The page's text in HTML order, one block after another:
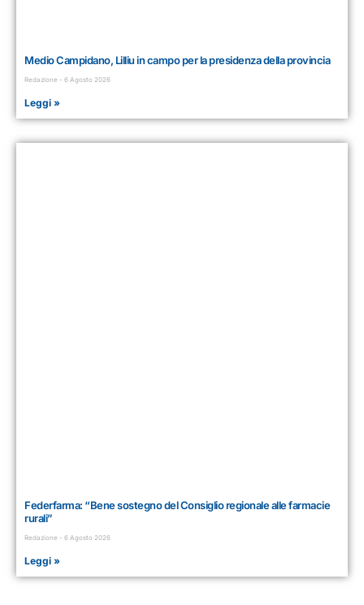
Medio Campidano, Lilliu in campo per la presidenza della provincia
Redazione 6 Agosto 2026
Leggi »
Federfarma: “Bene sostegno del Consiglio regionale alle farmacie
rurali”
Redazione 6 Agosto 2026
Leggi »